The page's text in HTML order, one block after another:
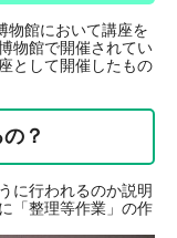
物館において講座を
物館で開催されてい
として開催したもの
？
に行われるのか説明
「整理等作業」の作